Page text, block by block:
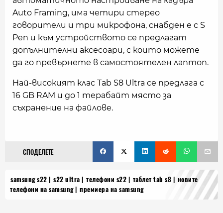
Auto Framing, има четири стерео
говорители и три микрофона, снабден е с S
Pen и към устройството се предлагат
допълнителни аксесоари, с които можете
да го превърнете в самостоятелен лаптоп.
Най-високият клас Tab S8 Ultra се предлага с
16 GB RAM и до 1 терабайт място за
съхранение на файлове.
СПОДЕЛЕТЕ
samsung s22 s22 ultra телефони s22 таблет tab s8
новите
телефони на samsung
премиера на samsung